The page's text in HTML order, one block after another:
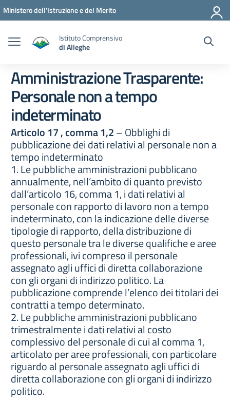
Vai ai contenuti
Vai al menu di navigazione
Vai al footer
Ministero dell'Istruzione e del Merito
Istituto Comprensivo
di Alleghe
Amministrazione Trasparente:
Personale non a tempo
indeterminato
Articolo 17 , comma 1,2– Obblighi di
pubblicazione dei dati relativi al personale non a
tempo indeterminato
1. Le pubbliche amministrazioni pubblicano
annualmente, nell’ambito di quanto previsto
dall’articolo 16, comma 1, i dati relativi al
personale con rapporto di lavoro non a tempo
indeterminato, con la indicazione delle diverse
tipologie di rapporto, della distribuzione di
questo personale tra le diverse qualifiche e aree
professionali, ivi compreso il personale
assegnato agli uffici di diretta collaborazione
con gli organi di indirizzo politico. La
pubblicazione comprende l’elenco dei titolari dei
contratti a tempo determinato.
2. Le pubbliche amministrazioni pubblicano
trimestralmente i dati relativi al costo
complessivo del personale di cui al comma 1,
articolato per aree professionali, con particolare
riguardo al personale assegnato agli uffici di
diretta collaborazione con gli organi di indirizzo
politico.